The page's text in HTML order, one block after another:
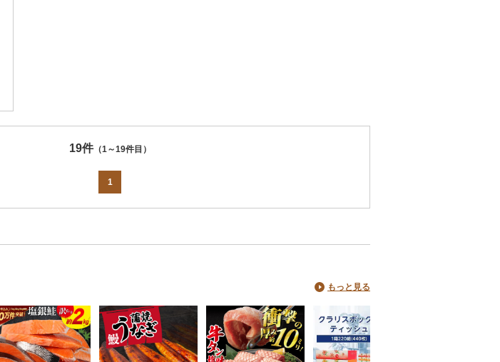
19件（1～19件目）
1
もっと見る